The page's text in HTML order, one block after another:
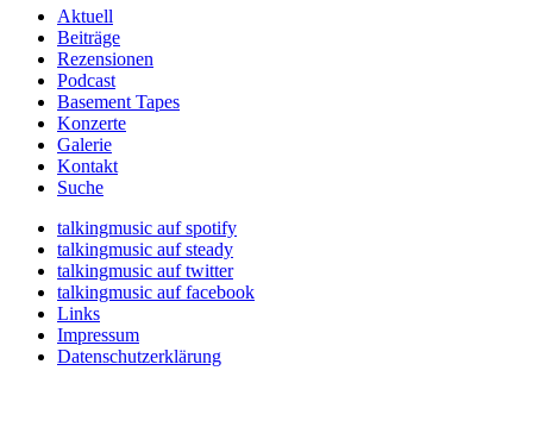
Aktuell
Beiträge
Rezensionen
Podcast
Basement Tapes
Konzerte
Galerie
Kontakt
Suche
talkingmusic auf spotify
talkingmusic auf steady
talkingmusic auf twitter
talkingmusic auf facebook
Links
Impressum
Datenschutzerklärung